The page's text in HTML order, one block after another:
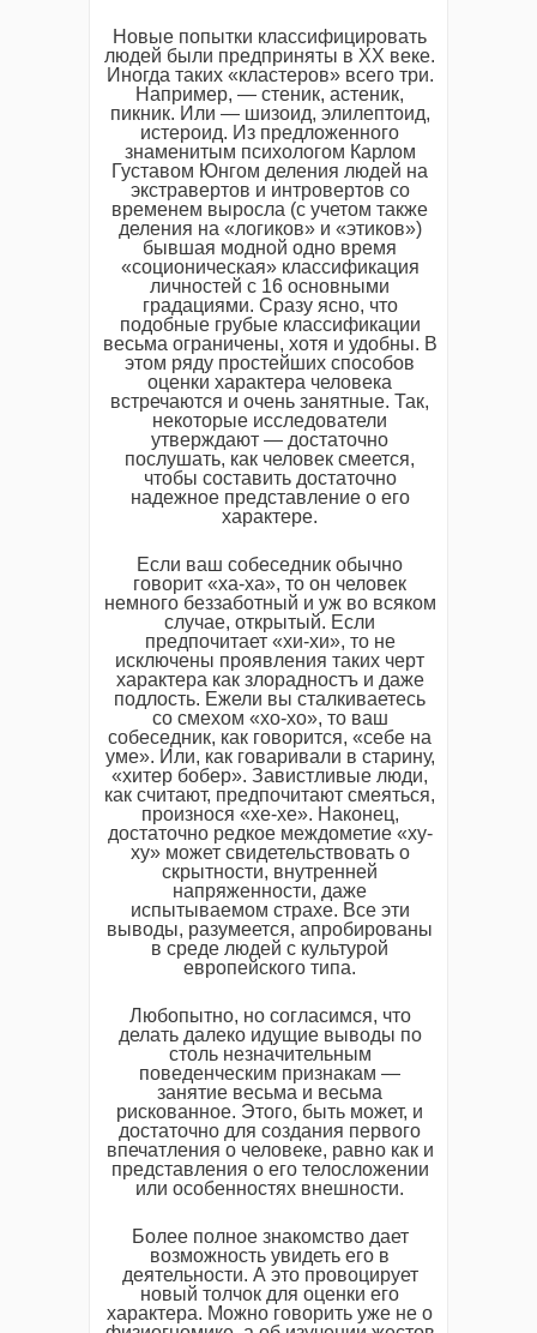
Новые попытки классифицировать
людей были предприняты в XX веке.
Иногда таких «кластеров» всего три.
Например, — стеник, астеник,
пикник. Или — шизоид, элилептоид,
истероид. Из предложенного
знаменитым психологом Карлом
Густавом Юнгом деления людей на
экстравертов и интровертов со
временем выросла (с учетом также
деления на «логиков» и «этиков»)
бывшая модной одно время
«соционическая» классификация
личностей с 16 основными
градациями. Сразу ясно, что
подобные грубые классификации
весьма ограничены, хотя и удобны. В
этом ряду простейших способов
оценки характера человека
встречаются и очень занятные. Так,
некоторые исследователи
утверждают — достаточно
послушать, как человек смеется,
чтобы составить достаточно
надежное представление о его
характере.
Если ваш собеседник обычно
говорит «ха-ха», то он человек
немного беззаботный и уж во всяком
случае, открытый. Если
предпочитает «хи-хи», то не
исключены проявления таких черт
характера как злорадностъ и даже
подлость. Ежели вы сталкиваетесь
со смехом «хо-хо», то ваш
собеседник, как говорится, «себе на
уме». Или, как говаривали в старину,
«хитер бобер». Завистливые люди,
как считают, предпочитают смеяться,
произнося «хе-хе». Наконец,
достаточно редкое междометие «ху-
ху» может свидетельствовать о
скрытности, внутренней
напряженности, даже
испытываемом страхе. Все эти
выводы, разумеется, апробированы
в среде людей с культурой
европейского типа.
Любопытно, но согласимся, что
делать далеко идущие выводы по
столь незначительным
поведенческим признакам —
занятие весьма и весьма
рискованное. Этого, быть может, и
достаточно для создания первого
впечатления о человеке, равно как и
представления о его телосложении
или особенностях внешности.
Более полное знакомство дает
возможность увидеть его в
деятельности. А это провоцирует
новый толчок для оценки его
характера. Можно говорить уже не о